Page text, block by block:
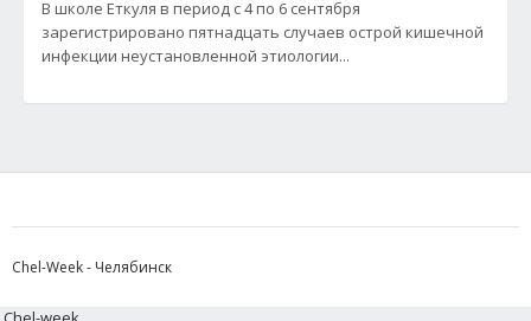
В школе Еткуля в период с 4 по 6 сентября
зарегистрировано пятнадцать случаев острой кишечной
инфекции неустановленной этиологии...
Chel-Week - Челябинск